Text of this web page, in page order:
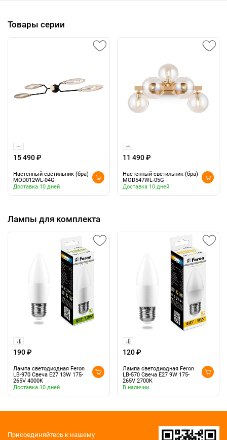
Товары серии
15 490 ₽
Настенный светильник (бра)
MOD012WL-04G
Доставка 10 дней
11 490 ₽
Настенный светильник (бра)
MOD547WL-05G
Доставка 10 дней
Лампы для комплекта
190 ₽
Лампа светодиодная Feron
LB-970 Свеча E27 13W 175-
265V 4000K
Доставка 10 дней
120 ₽
Лампа светодиодная Feron
LB-570 Свеча E27 9W 175-
265V 2700K
В наличии
Присоединяйтесь к нашему